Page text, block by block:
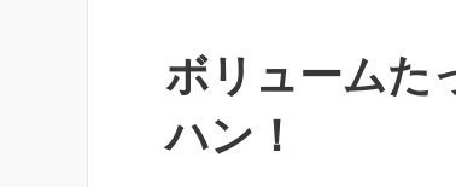
ボリュームた
ハン！